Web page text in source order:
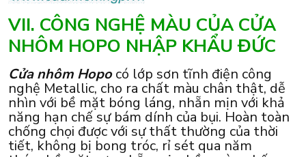
VII. CÔNG NGHỆ MÀU CỦA CỬA
NHÔM HOPO NHẬP KHẨU ĐỨC
Cửa nhôm Hopocó lớp sơn tĩnh điện công
nghệ Metallic, cho ra chất màu chân thật, dễ
nhìn với bề mặt bóng láng, nhẵn mịn với khả
năng hạn chế sự bám dính của bụi. Hoàn toàn
chống chọi được với sự thất thường của thời
tiết, không bị bong tróc, rỉ sét qua năm